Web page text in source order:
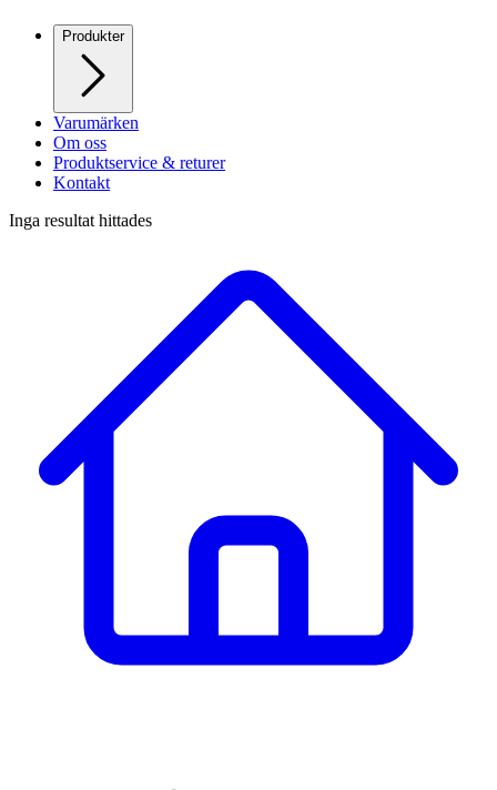
Produkter
Varumärken
Om oss
Produktservice & returer
Kontakt
Inga resultat hittades